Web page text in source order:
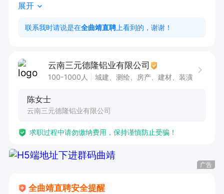
2、身体健康，无不良嗜好，吃苦耐劳。
展开
联系我时请说是在全曲靖直聘 上看到的，谢谢！
云南三元德隆铝业有限公司
100-1000人 城建、测绘、房产、建材、装潢
陈女士
云南三元德隆铝业有限公司
求职过程中请勿缴纳费用，保持谨慎防止受骗！
广告
全曲靖直聘安全提醒